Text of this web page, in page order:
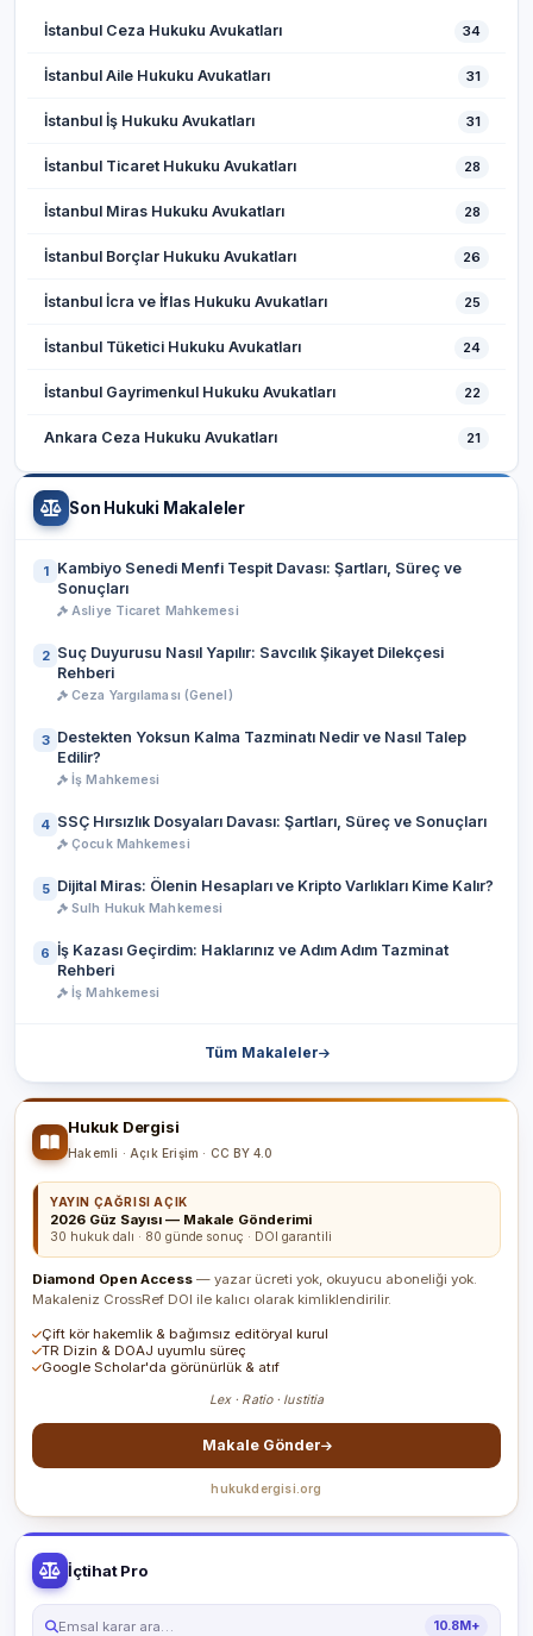
İstanbul Ceza Hukuku Avukatları 34
İstanbul Aile Hukuku Avukatları 31
İstanbul İş Hukuku Avukatları 31
İstanbul Ticaret Hukuku Avukatları 28
İstanbul Miras Hukuku Avukatları 28
İstanbul Borçlar Hukuku Avukatları 26
İstanbul İcra ve İflas Hukuku Avukatları 25
İstanbul Tüketici Hukuku Avukatları 24
İstanbul Gayrimenkul Hukuku Avukatları 22
Ankara Ceza Hukuku Avukatları 21
Son Hukuki Makaleler
1
Kambiyo Senedi Menfi Tespit Davası: Şartları, Süreç ve
Sonuçları
Asliye Ticaret Mahkemesi
2 Suç Duyurusu Nasıl Yapılır: Savcılık Şikayet Dilekçesi
Rehberi
Ceza Yargılaması (Genel)
3 Destekten Yoksun Kalma Tazminatı Nedir ve Nasıl Talep
Edilir?
İş Mahkemesi
4 SSÇ Hırsızlık Dosyaları Davası: Şartları, Süreç ve Sonuçları
Çocuk Mahkemesi
5 Dijital Miras: Ölenin Hesapları ve Kripto Varlıkları Kime Kalır?
Sulh Hukuk Mahkemesi
6 İş Kazası Geçirdim: Haklarınız ve Adım Adım Tazminat
Rehberi
İş Mahkemesi
Tüm Makaleler
Hukuk Dergisi
Hakemli · Açık Erişim · CC BY 4.0
YAYIN ÇAĞRISI AÇIK
2026 Güz Sayısı — Makale Gönderimi
30 hukuk dalı · 80 günde sonuç · DOI garantili
Diamond Open Access — yazar ücreti yok, okuyucu aboneliği yok.
Makaleniz CrossRef DOI ile kalıcı olarak kimliklendirilir.
Çift kör hakemlik & bağımsız editöryal kurul
TR Dizin & DOAJ uyumlu süreç
Google Scholar'da görünürlük & atıf
Lex · Ratio · Iustitia
Makale Gönder
hukukdergisi.org
İçtihat Pro
Emsal karar ara… 10.8M+